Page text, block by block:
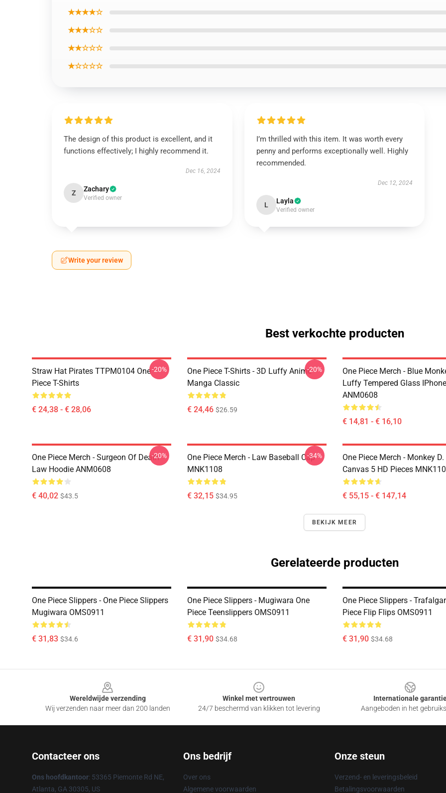
★★★★☆
★★★☆☆
★★☆☆☆
★☆☆☆☆
The design of this product is excellent, and it
functions effectively; I highly recommend it.
Dec 16, 2024
Z Zachary
Verified owner
I’m thrilled with this item. It was worth every
penny and performs exceptionally well. Highly
recommended.
Dec 12, 2024
L Layla
Verified owner
Write your review
Best verkochte producten
Straw Hat Pirates TTPM0104 One
Piece T-Shirts
€ 24,38 - € 28,06
-20%
One Piece T-Shirts - 3D Luffy Anime
Manga Classic
€ 24,46 $26.59
-20%
One Piece Merch - Blue
Luffy Tempered Glass
ANM0608
€ 14,81 - € 16,10
One Piece Merch - Surgeon Of Death
Law Hoodie ANM0608
€ 40,02 $43.5
-20%
One Piece Merch - Law Baseball Cap
MNK1108
€ 32,15 $34.95
-34%
One Piece Merch - Monkey
Canvas 5 HD Pieces
€ 55,15 - € 147,14
BEKIJK MEER
Gerelateerde producten
One Piece Slippers - One Piece Slippers
Mugiwara OMS0911
€ 31,83 $34.6
One Piece Slippers - Mugiwara One
Piece Teenslippers OMS0911
€ 31,90 $34.68
One Piece Slippers -
Piece Flip Flips OMS0911
€ 31,90 $34.68
Wereldwijde verzending
Wij verzenden naar meer dan 200 landen
Winkel met vertrouwen
24/7 beschermd van klikken tot levering
Internationale
Aangeboden in het
Contacteer ons
Ons hoofdkantoor: 53365 Piemonte Rd NE,
Atlanta, GA 30305, US
Ons bedrijf
Over ons
Algemene voorwaarden
Onze steun
Verzend- en leveringsbeleid
Betalingsvoorwaarden